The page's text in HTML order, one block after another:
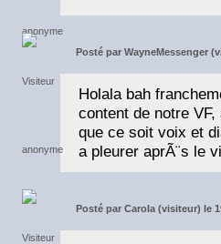
Posté par WayneMessenger
Holala bah
content de notre
que ce soit voix et
a pleurer aprÃ¨s le
Posté par Carola (visiteur) le